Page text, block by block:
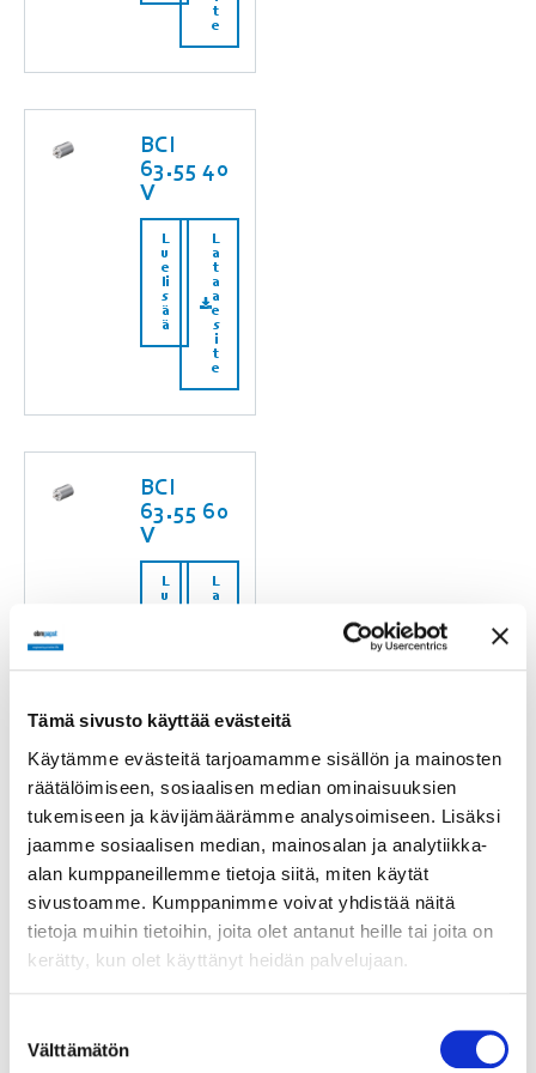
Tämä sivusto käyttää evästeitä
Käytämme evästeitä tarjoamamme sisällön ja mainosten
räätälöimiseen, sosiaalisen median ominaisuuksien
tukemiseen ja kävijämäärämme analysoimiseen. Lisäksi
jaamme sosiaalisen median, mainosalan ja analytiikka-
alan kumppaneillemme tietoja siitä, miten käytät
sivustoamme. Kumppanimme voivat yhdistää näitä
tietoja muihin tietoihin, joita olet antanut heille tai joita on
kerätty, kun olet käyttänyt heidän palvelujaan.
valinta
Välttämätön
t
e
BCI
63.55 40
V
L
u
e
li
s
ä
ä
L
a
t
a
a
e
s
i
t
e
BCI
63.55 60
V
L
u
ä
L
a
s
52.60 40
V
L
u
e
li
L
a
t
a